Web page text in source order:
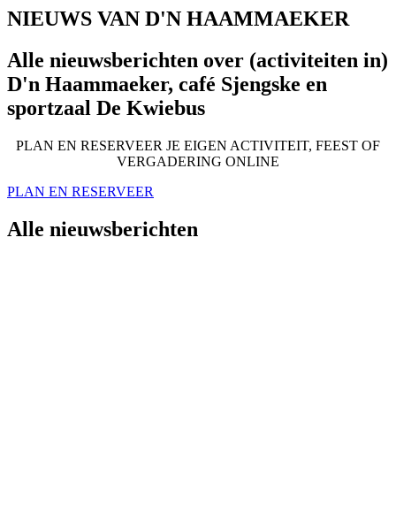
NIEUWS VAN D'N HAAMMAEKER
Alle nieuwsberichten over (activiteiten in)
D'n Haammaeker, café Sjengske en
sportzaal De Kwiebus
PLAN EN RESERVEER JE EIGEN ACTIVITEIT, FEEST OF
VERGADERING ONLINE
PLAN EN RESERVEER
Alle nieuwsberichten